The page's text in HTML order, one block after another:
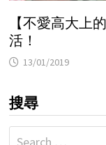
【不愛高大上
活！
13/01/2019
搜尋
Search